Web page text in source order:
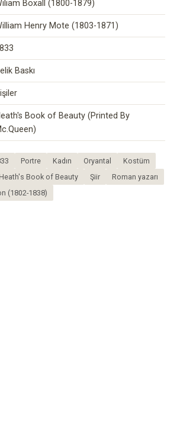
Boxall (1800-1879)
Henry Mote (1803-1871)
Baskı
Book of Beauty (Printed By
Portre Kadın Oryantal
Kostüm
Book of Beauty Şiir
Roman yazarı
(1802-1838)